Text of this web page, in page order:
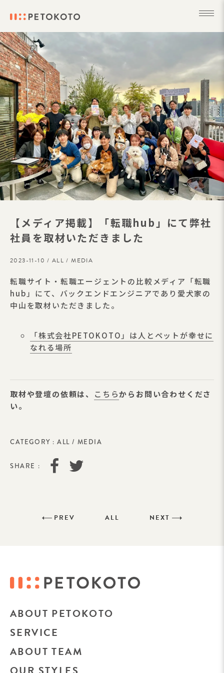
【メディア掲載】「転職hub」にて弊社
社員を取材いただきました
2023-11-10 / ALL /MEDIA
転職サイト・転職エージェントの比較メディア「転職
hub」にて、バックエンドエンジニアであり愛犬家の
中山を取材いただきました。
「株式会社PETOKOTO」は人とペットが幸せに
なれる場所
取材や登壇の依頼は、 こちらからお問い合わせくださ
い。
CATEGORY : ALL / MEDIA
SHARE :
PREV ALL NEXT
ABOUT PETOKOTO
SERVICE
ABOUT TEAM